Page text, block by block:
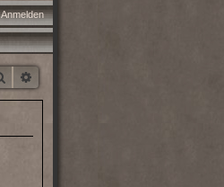
Anmelden
Suche